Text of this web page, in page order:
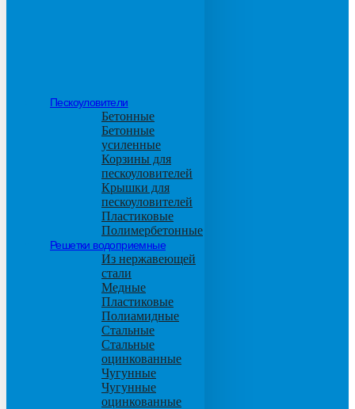
Пескоуловители
Бетонные
Бетонные
усиленные
Корзины для
пескоуловителей
Крышки для
пескоуловителей
Пластиковые
Полимербетонные
Решетки водоприемные
Из нержавеющей
стали
Медные
Пластиковые
Полиамидные
Стальные
Стальные
оцинкованные
Чугунные
Чугунные
оцинкованные